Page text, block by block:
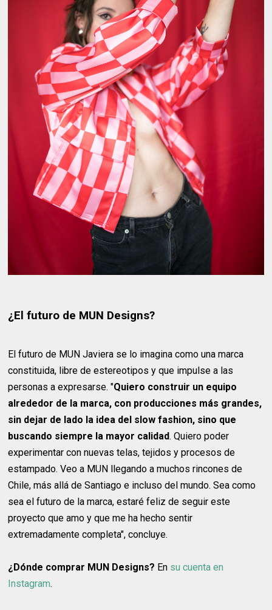
¿El futuro de MUN Designs?
El futuro de MUN Javiera se lo imagina como una marca
constituida, libre de estereotipos y que impulse a las
personas a expresarse. "Quiero construir un equipo
alrededor de la marca, con producciones más grandes,
sin dejar de lado la idea del slow fashion, sino que
buscando siempre la mayor calidad. Quiero poder
experimentar con nuevas telas, tejidos y procesos de
estampado. Veo a MUN llegando a muchos rincones de
Chile, más allá de Santiago e incluso del mundo. Sea como
sea el futuro de la marca, estaré feliz de seguir este
proyecto que amo y que me ha hecho sentir
extremadamente completa", concluye.
¿Dónde comprar MUN Designs? En su cuenta en
Instagram.